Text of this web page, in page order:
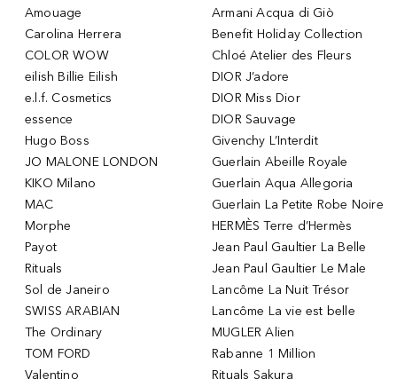
Amouage
Carolina Herrera
COLOR WOW
eilish Billie Eilish
e.l.f. Cosmetics
essence
Hugo Boss
JO MALONE LONDON
KIKO Milano
MAC
Morphe
Payot
Rituals
Sol de Janeiro
SWISS ARABIAN
The Ordinary
TOM FORD
Valentino
Armani Acqua di Giò
Benefit Holiday Collection
Chloé Atelier des Fleurs
DIOR J’adore
DIOR Miss Dior
DIOR Sauvage
Givenchy L’Interdit
Guerlain Abeille Royale
Guerlain Aqua Allegoria
Guerlain La Petite Robe Noire
HERMÈS Terre d’Hermès
Jean Paul Gaultier La Belle
Jean Paul Gaultier Le Male
Lancôme La Nuit Trésor
Lancôme La vie est belle
MUGLER Alien
Rabanne 1 Million
Rituals Sakura